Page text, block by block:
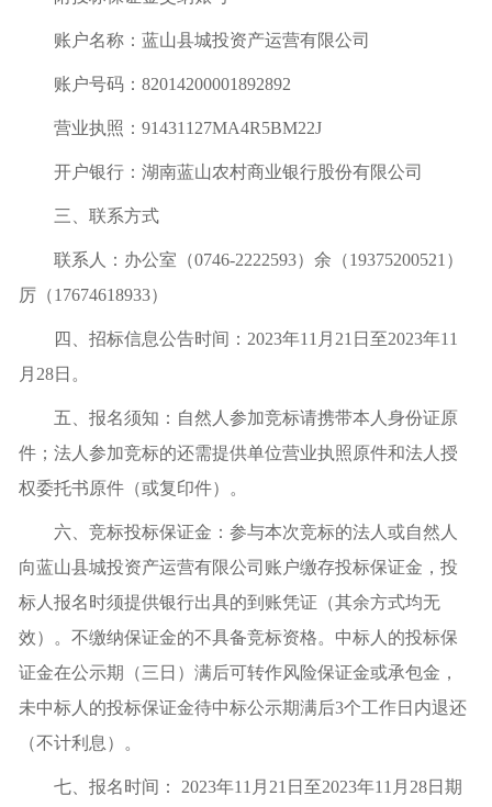
账户名称：蓝山县城投资产运营有限公司
账户号码：82014200001892892
营业执照：91431127MA4R5BM22J
开户银行：湖南蓝山农村商业银行股份有限公司
三、联系方式
联系人：办公室（0746-2222593）余（19375200521）
厉（17674618933）
四、招标信息公告时间：2023年11月21日至2023年11
月28日。
五、报名须知：自然人参加竞标请携带本人身份证原
件；法人参加竞标的还需提供单位营业执照原件和法人授
权委托书原件（或复印件）。
六、竞标投标保证金：参与本次竞标的法人或自然人
向蓝山县城投资产运营有限公司账户缴存投标保证金，投
标人报名时须提供银行出具的到账凭证（其余方式均无
效）。不缴纳保证金的不具备竞标资格。中标人的投标保
证金在公示期（三日）满后可转作风险保证金或承包金，
未中标人的投标保证金待中标公示期满后3个工作日内退还
（不计利息）。
七、报名时间： 2023年11月21日至2023年11月28日期